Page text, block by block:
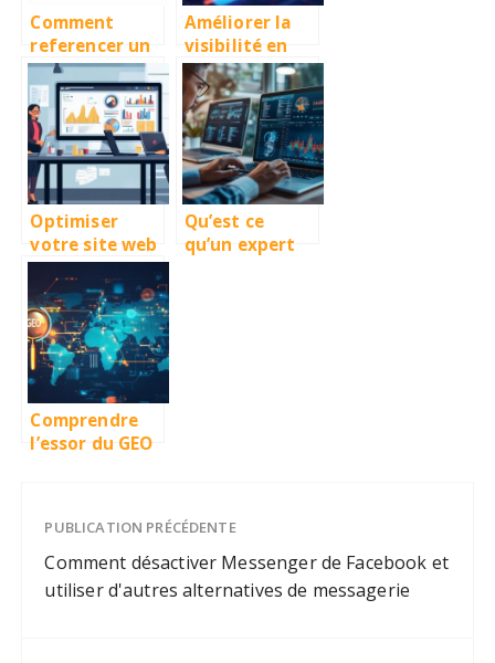
Comment
referencer un
site internet
de vente en
ligne ?
Améliorer la
visibilité en
ligne grâce à
des solutions
sur mesure
Optimiser
votre site web
pour un
meilleur
référencement
naturel
Qu’est ce
qu’un expert
Comprendre
l’essor du GEO
ligne
PUBLICATION PRÉCÉDENTE
Comment désactiver Messenger de Facebook et
utiliser d'autres alternatives de messagerie